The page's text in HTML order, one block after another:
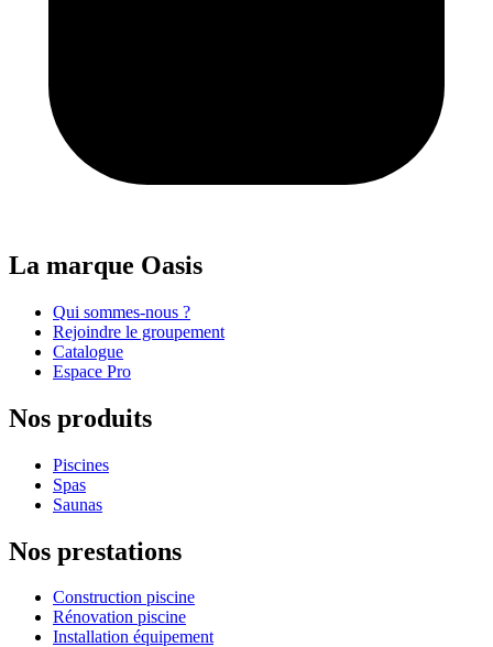
La marque Oasis
Qui sommes-nous ?
Rejoindre le groupement
Catalogue
Espace Pro
Nos produits
Piscines
Spas
Saunas
Nos prestations
Construction piscine
Rénovation piscine
Installation équipement